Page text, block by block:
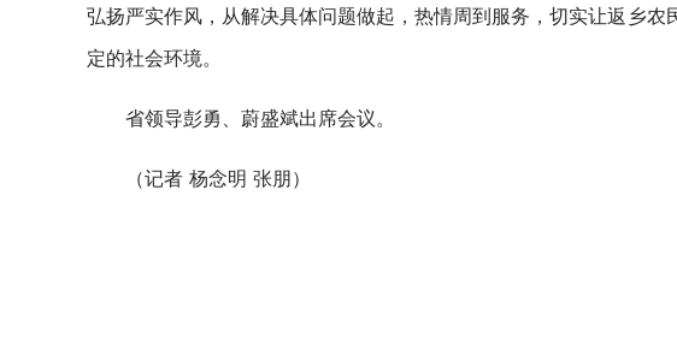
弘扬严实作风，从解决具体问题做起，热情周到服务，切实让返乡农
定的社会环境。
省领导彭勇、蔚盛斌出席会议。
（记者 杨念明 张朋）